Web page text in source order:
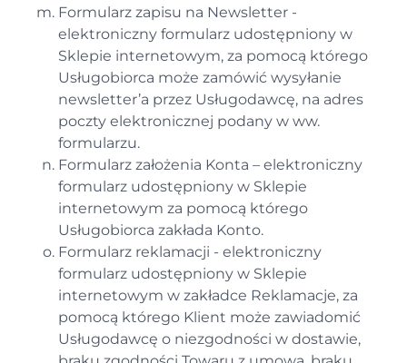
Formularz zapisu na Newsletter -
elektroniczny formularz udostępniony w
Sklepie internetowym, za pomocą którego
Usługobiorca może zamówić wysyłanie
newsletter’a przez Usługodawcę, na adres
poczty elektronicznej podany w ww.
formularzu.
Formularz założenia Konta – elektroniczny
formularz udostępniony w Sklepie
internetowym za pomocą którego
Usługobiorca zakłada Konto.
Formularz reklamacji - elektroniczny
formularz udostępniony w Sklepie
internetowym w zakładce Reklamacje, za
pomocą którego Klient może zawiadomić
Usługodawcę o niezgodności w dostawie,